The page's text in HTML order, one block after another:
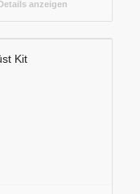
Details anzeigen
Kit